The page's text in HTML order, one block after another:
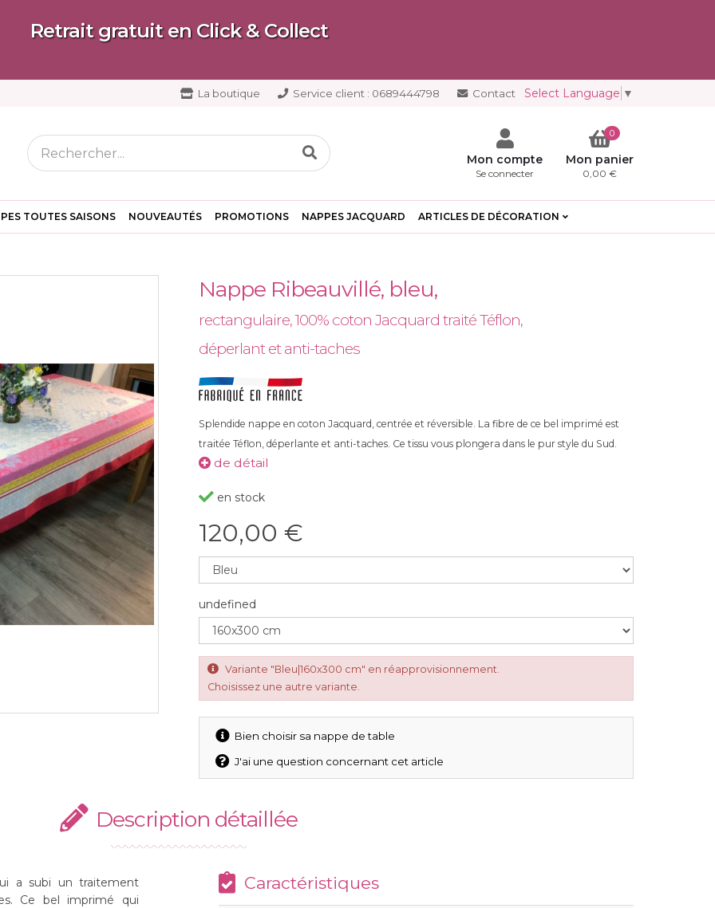
Retrait gratuit en Click & Collect
Select Language ▼
La boutique Service client : 0689444798 Contact
Mon compte
Se connecter
0
Mon panier
0,00 €
TOUTES SAISONS NOUVEAUTÉS PROMOTIONS NAPPES JACQUARD ARTICLES DE DÉCORATION
Nappe Ribeauvillé, bleu,
rectangulaire, 100% coton Jacquard traité Téflon,
déperlant et anti-taches
Splendide nappe en coton Jacquard, centrée et réversible. La fibre de ce bel imprimé est
traitée Téflon, déperlante et anti-taches. Ce tissu vous plongera dans le pur style du Sud.
de détail
en stock
120,00 €
undefined
Variante "Bleu|160x300 cm" en réapprovisionnement.
Choisissez une autre variante.
Bien choisir sa nappe de table
J'ai une question concernant cet article
Description détaillée
a subi un traitement
Ce bel imprimé qui
Caractéristiques